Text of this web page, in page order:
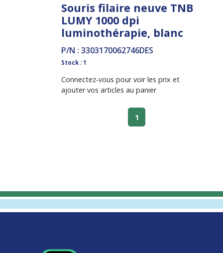
Souris filaire neuve TNB
LUMY 1000 dpi
luminothérapie, blanc
P/N : 3303170062746DES
Stock : 1
Connectez-vous pour voir les prix et
ajouter vos articles au panier
1